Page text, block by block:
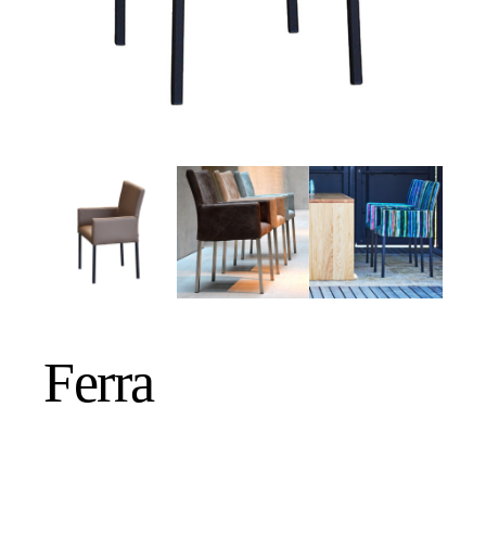
Ferra